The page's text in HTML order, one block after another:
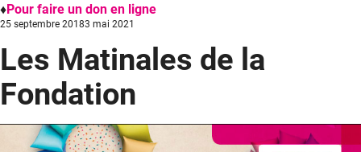
♦Pour faire un don en ligne
Posted
25 septembre 20183 mai 2021
Les Matinales de la
Fondation